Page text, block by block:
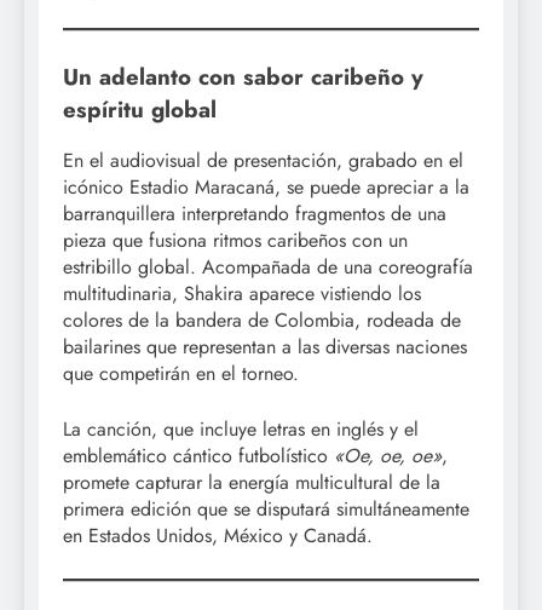
Un adelanto con sabor caribeño y
espíritu global
En el audiovisual de presentación, grabado en el
icónico Estadio Maracaná, se puede apreciar a la
barranquillera interpretando fragmentos de una
pieza que fusiona ritmos caribeños con un
estribillo global. Acompañada de una coreografía
multitudinaria, Shakira aparece vistiendo los
colores de la bandera de Colombia, rodeada de
bailarines que representan a las diversas naciones
que competirán en el torneo.
La canción, que incluye letras en inglés y el
emblemático cántico futbolístico «Oe, oe, oe»,
promete capturar la energía multicultural de la
primera edición que se disputará simultáneamente
en Estados Unidos, México y Canadá.